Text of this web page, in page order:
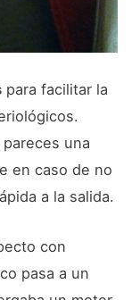
para facilitar la
una
en caso de no
a la salida.
con
pasa a un